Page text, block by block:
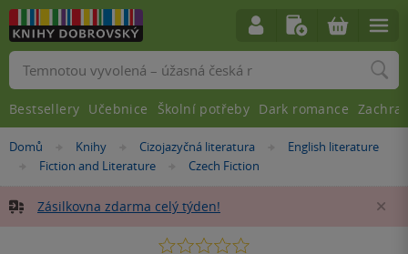
Nacházíte
Domů »Knihy »Cizojazyčná literatura »
English literature
»Fiction and Literature »
Czech Fiction
Zásilkovna zdarma celý týden!
0.0
Vyhledávání
Bestsellery Učebnice Školní potřeby Dark romance